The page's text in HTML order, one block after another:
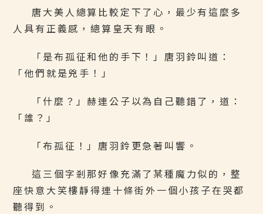
唐大美人總算比較定下了心，最少有這麼多
人具有正義感，總算皇天有眼。
「是布孤征和他的手下！」唐羽鈴叫道：
「他們就是兇手！」
「什麼？」赫連公子以為自己聽錯了，道：
「誰？」
「布孤征！」唐羽鈴更急著叫響。
這三個字剎那好像充滿了某種魔力似的，整
座快意大笑樓靜得連十條街外一個小孩子在哭都
聽得到。